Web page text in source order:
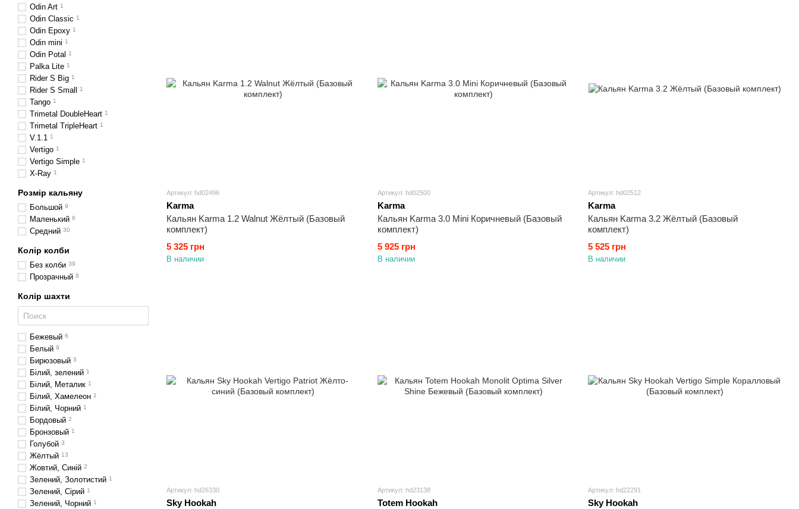
Артикул: hd02496
Karma
Кальян Karma 1.2 Walnut Жёлтый (Базовый
комплект)
5 325 грн
В наличии
Артикул: hd02500
Karma
Кальян Karma 3.0 Mini Коричневый (Базовый
комплект)
5 925 грн
В наличии
Артикул: hd02512
Karma
Кальян Karma 3.2 Жёлтый (Базовый
комплект)
5 525 грн
В наличии
Артикул: hd26330
Sky Hookah
Артикул: hd23138
Totem Hookah
Артикул: hd22291
Sky Hookah
Odin Art 1
Odin Classic 1
Odin Epoxy 1
Odin mini 1
Odin Potal 1
Palka Lite 1
Rider S Big 1
Rider S Small 1
Tango 1
Trimetal DoubleHeart 1
Trimetal TripleHeart 1
V.1.1 1
Vertigo 1
Vertigo Simple 1
X-Ray 1
Розмір кальяну
Большой 9
Маленький 6
Средний 30
Колір колби
Без колби 39
Прозрачный 8
Колір шахти
Бежевый 6
Белый 9
Бирюзовый 3
Білий, зелений 1
Білий, Металик 1
Білий, Хамелеон 1
Білий, Чорний 1
Бордовый 2
Бронзовый 1
Голубой 3
Жёлтый 13
Жовтий, Синій 2
Зелений, Золотистий 1
Зелений, Сірий 1
Зелений, Чорний 1